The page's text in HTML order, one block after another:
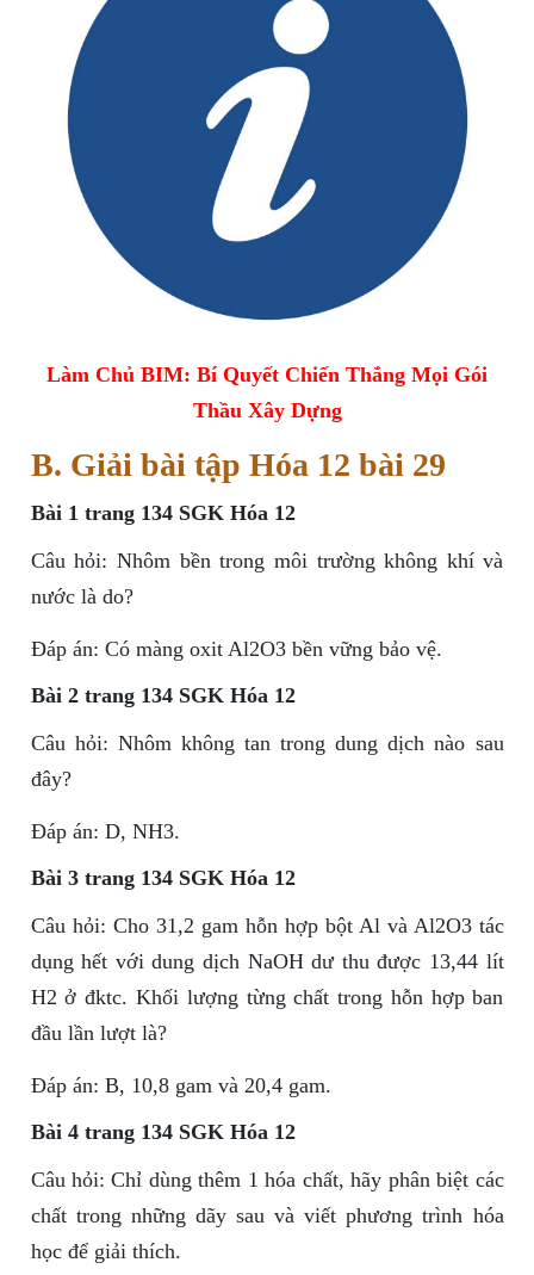
Làm Chủ BIM: Bí Quyết Chiến Thắng Mọi Gói
Thầu Xây Dựng
B. Giải bài tập Hóa 12 bài 29
Bài 1 trang 134 SGK Hóa 12
Câu hỏi: Nhôm bền trong môi trường không khí và
nước là do?
Đáp án: Có màng oxit Al2O3 bền vững bảo vệ.
Bài 2 trang 134 SGK Hóa 12
Câu hỏi: Nhôm không tan trong dung dịch nào sau
đây?
Đáp án: D, NH3.
Bài 3 trang 134 SGK Hóa 12
Câu hỏi: Cho 31,2 gam hỗn hợp bột Al và Al2O3 tác
dụng hết với dung dịch NaOH dư thu được 13,44 lít
H2 ở đktc. Khối lượng từng chất trong hỗn hợp ban
đầu lần lượt là?
Đáp án: B, 10,8 gam và 20,4 gam.
Bài 4 trang 134 SGK Hóa 12
Câu hỏi: Chỉ dùng thêm 1 hóa chất, hãy phân biệt các
chất trong những dãy sau và viết phương trình hóa
học để giải thích.